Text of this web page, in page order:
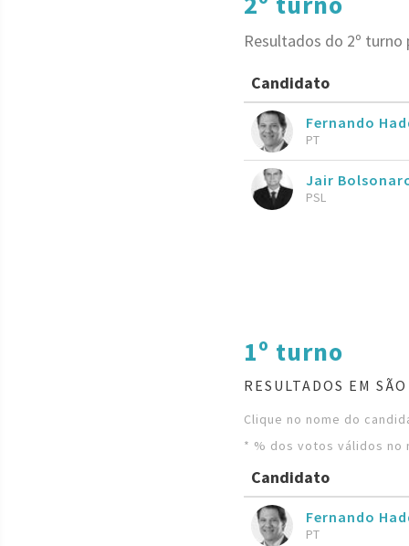
Resultados do 2º
Candidato
Fernando
PT
Jair
PSL
1º turno
RESULTADOS EM
Clique no nome do
* % dos votos válidos no
Candidato
Fernando
PT